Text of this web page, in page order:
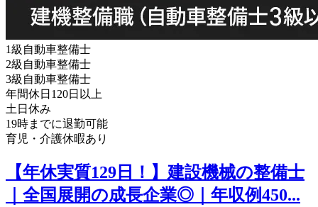
1級自動車整備士
2級自動車整備士
3級自動車整備士
年間休日120日以上
土日休み
19時までに退勤可能
育児・介護休暇あり
【年休実質129日！】建設機械の整備士
｜全国展開の成長企業◎｜年収例450...